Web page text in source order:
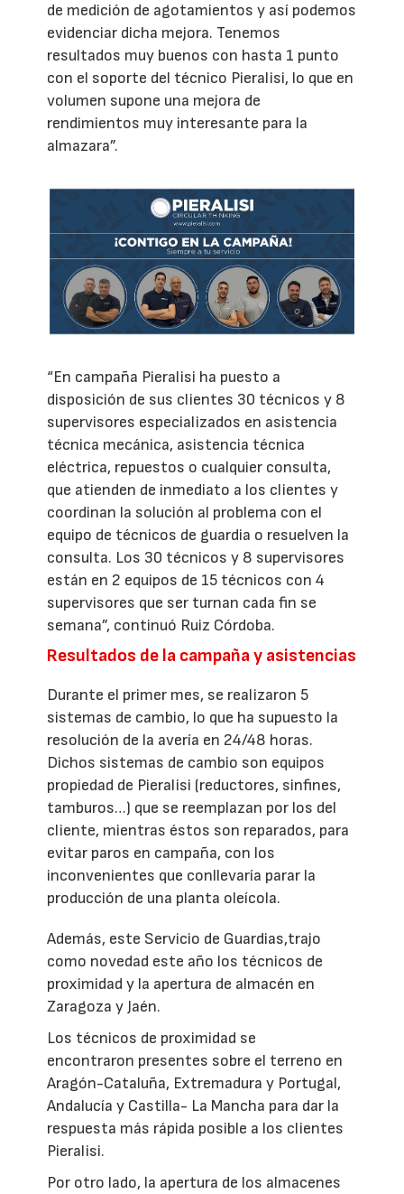
de medición de agotamientos y así podemos
evidenciar dicha mejora. Tenemos
resultados muy buenos con hasta 1 punto
con el soporte del técnico Pieralisi, lo que en
volumen supone una mejora de
rendimientos muy interesante para la
almazara”.
“En campaña Pieralisi ha puesto a
disposición de sus clientes 30 técnicos y 8
supervisores especializados en asistencia
técnica mecánica, asistencia técnica
eléctrica, repuestos o cualquier consulta,
que atienden de inmediato a los clientes y
coordinan la solución al problema con el
equipo de técnicos de guardia o resuelven la
consulta. Los 30 técnicos y 8 supervisores
están en 2 equipos de 15 técnicos con 4
supervisores que ser turnan cada fin se
semana”, continuó Ruiz Córdoba.
Resultados de la campaña y asistencias
Durante el primer mes, se realizaron 5
sistemas de cambio, lo que ha supuesto la
resolución de la avería en 24/48 horas.
Dichos sistemas de cambio son equipos
propiedad de Pieralisi (reductores, sinfines,
tamburos…) que se reemplazan por los del
cliente, mientras éstos son reparados, para
evitar paros en campaña, con los
inconvenientes que conllevaría parar la
producción de una planta oleícola.
Además, este Servicio de Guardias,trajo
como novedad este año los técnicos de
proximidad y la apertura de almacén en
Zaragoza y Jaén.
Los técnicos de proximidad se
encontraron presentes sobre el terreno en
Aragón-Cataluña, Extremadura y Portugal,
Andalucía y Castilla- La Mancha para dar la
respuesta más rápida posible a los clientes
Pieralisi.
Por otro lado, la apertura de los almacenes